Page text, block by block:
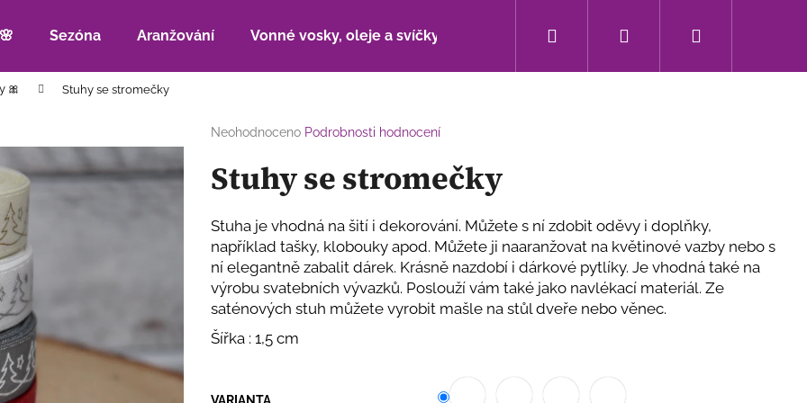
Sezóna Aranžování Vonné vosky, oleje a svíčky Bytové doplňky Sezónní novinky
Přihlášení
🎀 Stuhy se stromečky
Průměrné
produktu
je
5
hvězdiček.
Neohodnoceno Podrobnosti hodnocení
Stuhy se stromečky
Stuha je vhodná na šití i dekorování. Můžete s ní zdobit oděvy i doplňky,
například tašky, klobouky apod. Můžete ji naaranžovat na květinové vazby nebo s
ní elegantně zabalit dárek. Krásně nazdobí i dárkové pytlíky. Je vhodná také na
výrobu svatebních vývazků. Poslouží vám také jako navlékací materiál. Ze
saténových stuh můžete vyrobit mašle na stůl dveře nebo věnec.
Šířka : 1,5 cm
VARIANTA
Co potřebujete najít?
HLEDAT